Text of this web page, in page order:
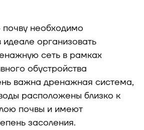
необходимо
организовать
сеть в рамках
обустройства
важна дренажная система,
расположены близко к
почвы и имеют
засоления.